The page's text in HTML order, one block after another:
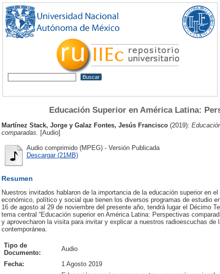
Educación Superior en América Latina:
Martínez Stack, Jorge y Galaz Fontes, Jesús Francisco (2019):
comparadas.
[Audio]
Audio comprimido (MPEG) - Versión Publicada
Descargar (21MB)
Resumen
Nuestros invitados hablaron de la importancia de la educación superior en
económico, político y social que tienen los diversos programas de estudio
16 de agosto al 29 de noviembre del presente año, tendrá lugar el Décimo
tema central “Educación superior en América Latina: Perspectivas
y aprovecharon la visita para invitar y explicar a nuestros radioescuchas de
contemporánea.
Tipo de
Documento:
Audio
Fecha:
1 Agosto 2019